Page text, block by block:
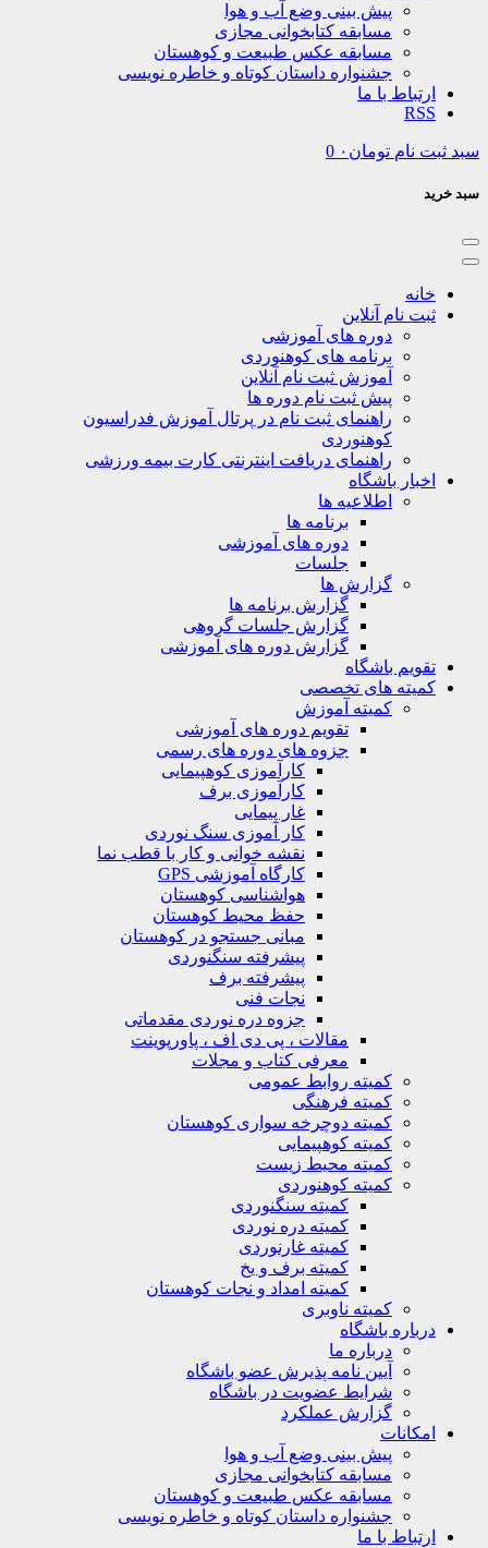
پیش بینی وضع آب و هوا
مسابقه کتابخوانی مجازی
مسابقه عکس طبیعت و کوهستان
جشنواره داستان کوتاه و خاطره نویسی
با ما
تومان ۰ 0
نام آنلاین
دوره های آموزشی
برنامه های کوهنوردی
آموزش ثبت نام آنلاین
پیش ثبت نام دوره ها
راهنمای ثبت نام در پرتال آموزش فدراسیون
کوهنوردی
راهنمای دریافت اینترنتی کارت بیمه ورزشی
باشگاه
اطلاعیه ها
برنامه ها
دوره های آموزشی
جلسات
گزارش ها
گزارش برنامه ها
گزارش جلسات گروهی
گزارش دوره های آموزشی
باشگاه
های تخصصی
کمیته آموزش
تقویم دوره های آموزشی
جزوه های دوره های رسمی
کارآموزی کوهپیمایی
کارآموزی برف
غار پیمایی
کار آموزی سنگ نوردی
نقشه خوانی و کار با قطب نما
کارگاه آموزشی GPS
هواشناسی کوهستان
حفظ محیط کوهستان
مبانی جستجو در کوهستان
پیشرفته سنگنوردی
پیشرفته برف
نجات فنی
جزوه دره نوردی مقدماتی
مقالات ، پی دی اف ، پاورپوینت
معرفی کتاب و مجلات
کمیته روابط عمومی
کمیته فرهنگی
کمیته دوچرخه سواری کوهستان
کمیته کوهپیمایی
کمیته محیط زیست
کمیته کوهنوردی
کمیته سنگنوردی
کمیته دره نوردی
کمیته غارنوردی
کمیته برف و یخ
کمیته امداد و نجات کوهستان
کمیته ناوبری
باشگاه
درباره ما
آیین نامه پذیرش عضو باشگاه
شرایط عضویت در باشگاه
گزارش عملکرد
پیش بینی وضع آب و هوا
مسابقه کتابخوانی مجازی
مسابقه عکس طبیعت و کوهستان
جشنواره داستان کوتاه و خاطره نویسی
با ما